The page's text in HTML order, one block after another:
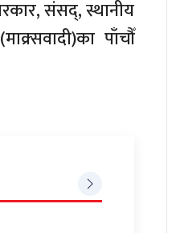
संसद्, स्थानीय
पाँचौँ